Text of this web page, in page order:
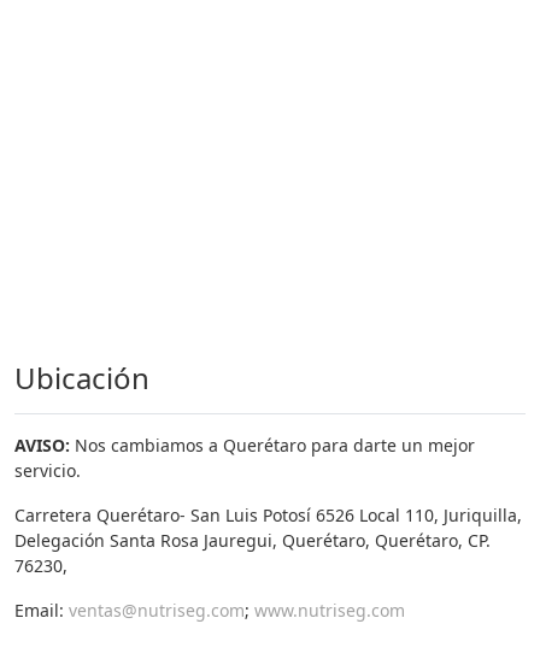
Ubicación
AVISO: Nos cambiamos a Querétaro para darte un mejor
servicio.
Carretera Querétaro- San Luis Potosí 6526 Local 110, Juriquilla,
Delegación Santa Rosa Jauregui, Querétaro, Querétaro, CP.
76230,
Email: ventas@nutriseg.com; www.nutriseg.com